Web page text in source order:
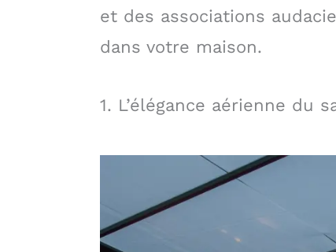
et des associations
dans votre maison.
1. L’élégance aérienne du